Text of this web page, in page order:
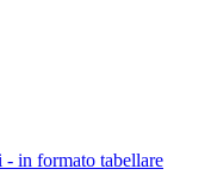
- in formato tabellare